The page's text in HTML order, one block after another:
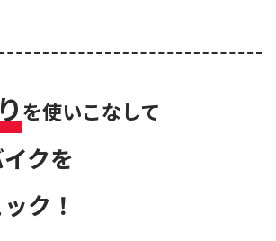
を使いこなして
クを
ク！